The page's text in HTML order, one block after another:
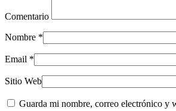
Comentario
Nombre *
Email *
Sitio Web
Guarda mi nombre, correo electrónico y